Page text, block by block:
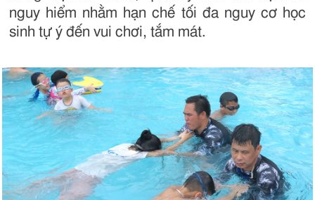
nguy hiểm nhằm hạn chế tối đa nguy cơ học
sinh tự ý đến vui chơi, tắm mát.